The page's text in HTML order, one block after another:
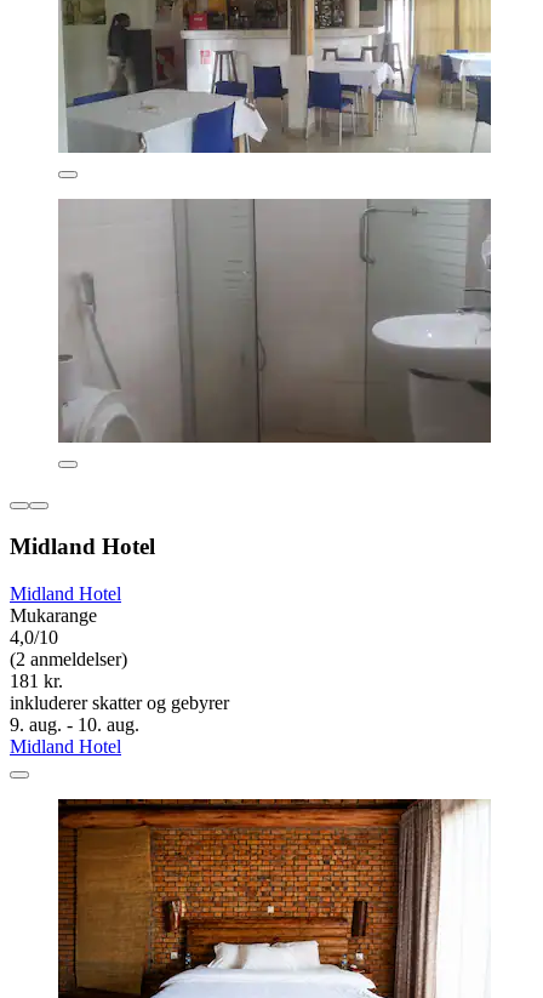
Midland Hotel
Midland Hotel
Mukarange
4,0/10
(2 anmeldelser)
181 kr.
inkluderer skatter og gebyrer
9. aug. - 10. aug.
Midland Hotel